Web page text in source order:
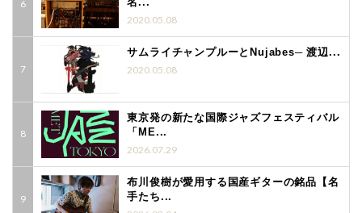
2020.05.08
サムライチャンプルーとNujabes─ 渡辺...
2020.05.08
東京発の新たな国際ジャズフェスティバル
「ME...
2026.07.29
布川俊樹が愛用する国産ギターの銘品【名
手たち...